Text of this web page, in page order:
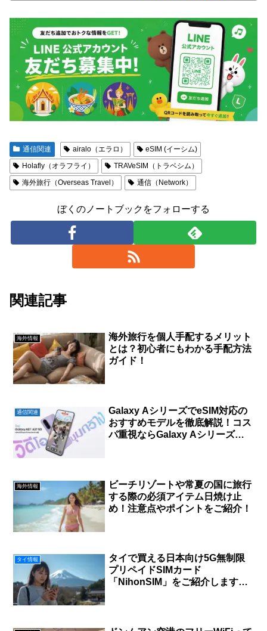
通信関連 airalo（エラロ）
eSIM (イーシム)
Holafly（オラフライ）
TRAVeSIM（トラベシム）
海外旅行（Overseas Travel）
通信（Network）
ぼくのノートブックをフォローする
関連記事
海外情報
海外旅行を個人手配するメリット
とは？初心者にもわかる手配方法
ガイド！
通信関連
Galaxy AシリーズでeSIM対応の
おすすめモデルを徹底解説！コス
パ重視ならGalaxy Aシリーズが
海外情報
ビーチリゾートや常夏の国に旅行
する際の必須アイテム日焼け止
め！注意点やポイントをご紹介！
タイ情報
タイで買える日本向け5G無制限
プリペイドSIMカード
「NihonSIM」をご紹介します！